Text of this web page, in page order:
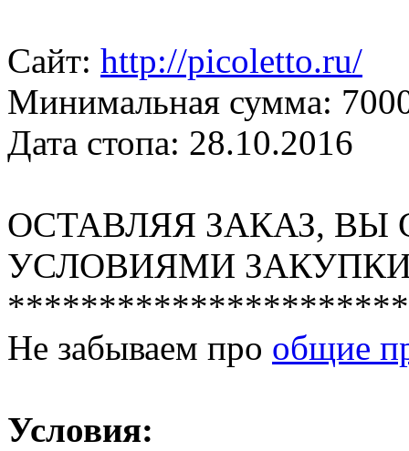
Сайт: http://picoletto.ru/
Минимальная сумма:
Дата стопа: 28.10.2016
ОСТАВЛЯЯ ЗАКАЗ, ВЫ
УСЛОВИЯМИ
Не забываем про общие
Условия: